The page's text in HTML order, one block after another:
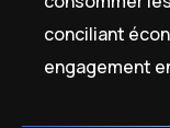
conciliant
engagement